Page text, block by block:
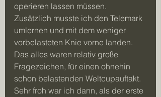
operieren lassen müssen.
Zusätzlich musste ich den Telemark
umlernen und mit dem weniger
vorbelasteten Knie vorne landen.
Das alles waren relativ große
Fragezeichen, für einen ohnehin
schon belastenden Weltcupauftakt.
Sehr froh war ich dann, als der erste